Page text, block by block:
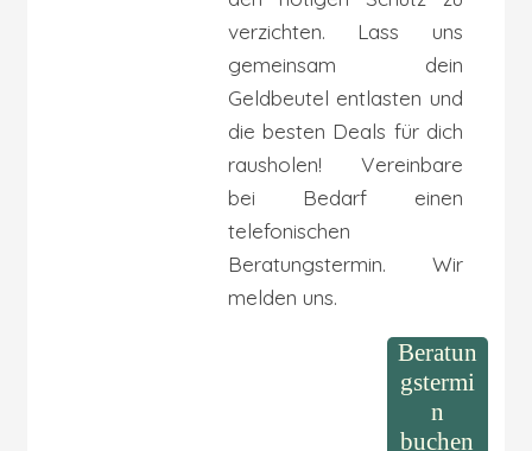
verzichten. Lass uns
gemeinsam dein
Geldbeutel entlasten und
die besten Deals für dich
rausholen! Vereinbare
bei Bedarf einen
telefonischen
Beratungstermin. Wir
melden uns.
Beratun
gstermi
n
buchen